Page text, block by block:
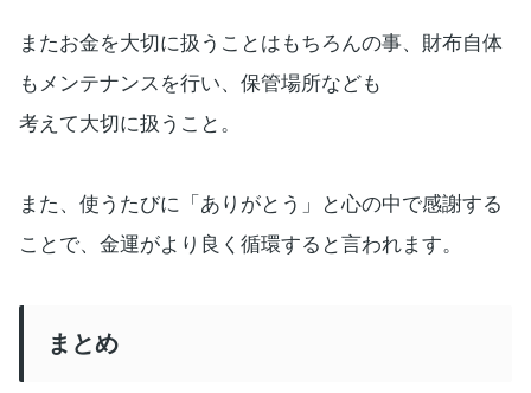
またお金を大切に扱うことはもちろんの事、財布自体
もメンテナンスを行い、保管場所なども
考えて大切に扱うこと。
また、使うたびに「ありがとう」と心の中で感謝する
ことで、金運がより良く循環すると言われます。
まとめ